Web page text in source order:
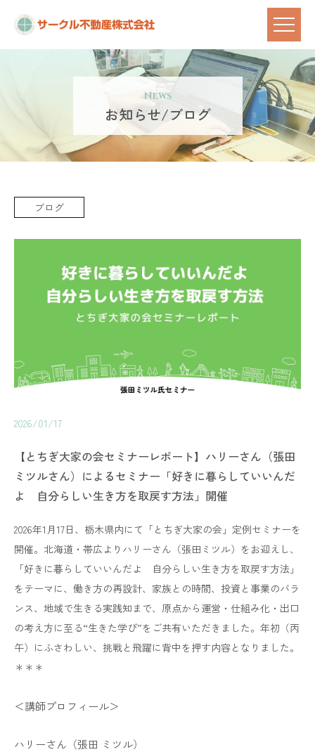
News
お知らせ/ブログ
ブログ
2026/01/17
【とちぎ大家の会セミナーレポート】ハリーさん（張田
ミツルさん）によるセミナー「好きに暮らしていいんだ
よ 自分らしい生き方を取戻す方法」開催
2026年1月17日、栃木県内にて「とちぎ大家の会」定例セミナーを
開催。北海道・帯広よりハリーさん（張田ミツル）をお迎えし、
「好きに暮らしていいんだよ 自分らしい生き方を取戻す方法」
をテーマに、働き方の再設計、家族との時間、投資と事業のバラ
ンス、地域で生きる実践知まで、原点から運営・仕組み化・出口
の考え方に至る“生きた学び”をご共有いただきました。年初（丙
午）にふさわしい、挑戦と飛躍に背中を押す内容となりました。
＊＊＊
＜講師プロフィール＞
ハリーさん（張田 ミツル）